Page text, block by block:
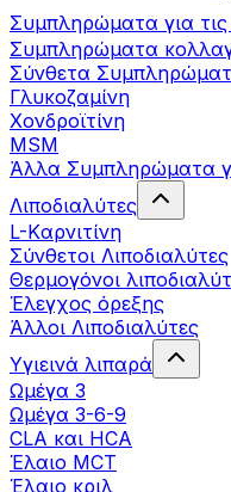
Συμπληρώματα για
Συμπληρώματα
Σύνθετα
Γλυκοζαμίνη
Χονδροϊτίνη
MSM
Άλλα Συμπληρώματα
Λιποδιαλύτες
L-Kαρνιτίνη
Σύνθετοι Λιποδιαλύτες
Θερμογόνοι
Έλεγχος όρεξης
Άλλοι Λιποδιαλύτες
Υγιεινά λιπαρά
Ωμέγα 3
Ωμέγα 3-6-9
CLA και HCA
Έλαιο MCT
Έλαιο κριλ